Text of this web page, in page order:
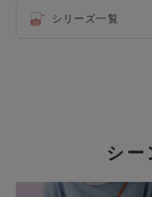
シリーズ一覧
シー